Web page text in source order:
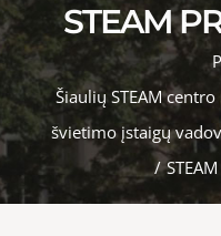
STEAM
Šiaulių STEAM
švietimo įstaigų
/